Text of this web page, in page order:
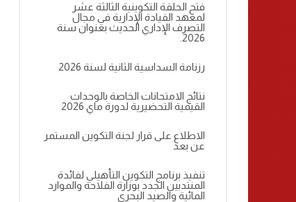
فتح الحلقة التكوينية الثالثة عشر
لمعهد القيادة الإدارية في مجال
التصرف الإداري الحديث بعنوان سنة
2026.
رزنامة السداسية الثانية لسنة 2026
نتائج الامتحانات الخاصة بالوحدات
القيمية التحضيرية لدورة ماي 2026
الاطلاع على قرار لجنة التكوين المستمر
عن بعد
تنفيذ برنامج التكوين التأهيلي لفائدة
المنتدبين الجدد بوزارة الفلاحة والموارد
المائية والصيد البحري